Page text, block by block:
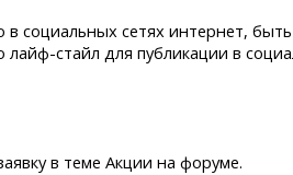
социальных сетях интернет,
стайл для публикации в
в теме Акции на форуме.